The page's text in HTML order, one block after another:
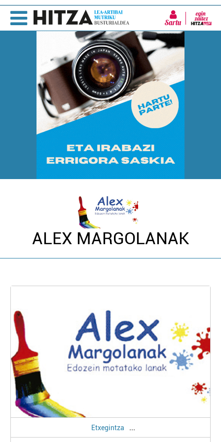
Sartu
ALEX MARGOLANAK
Etxegintza ...